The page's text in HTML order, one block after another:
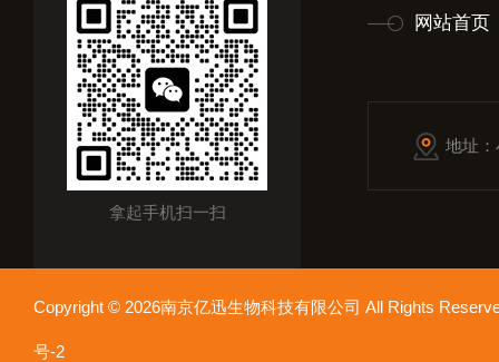
拿起手机扫一扫
网站首页
地址
Copyright © 2026南京亿迅生物科技有限公司 All Rights
号-2